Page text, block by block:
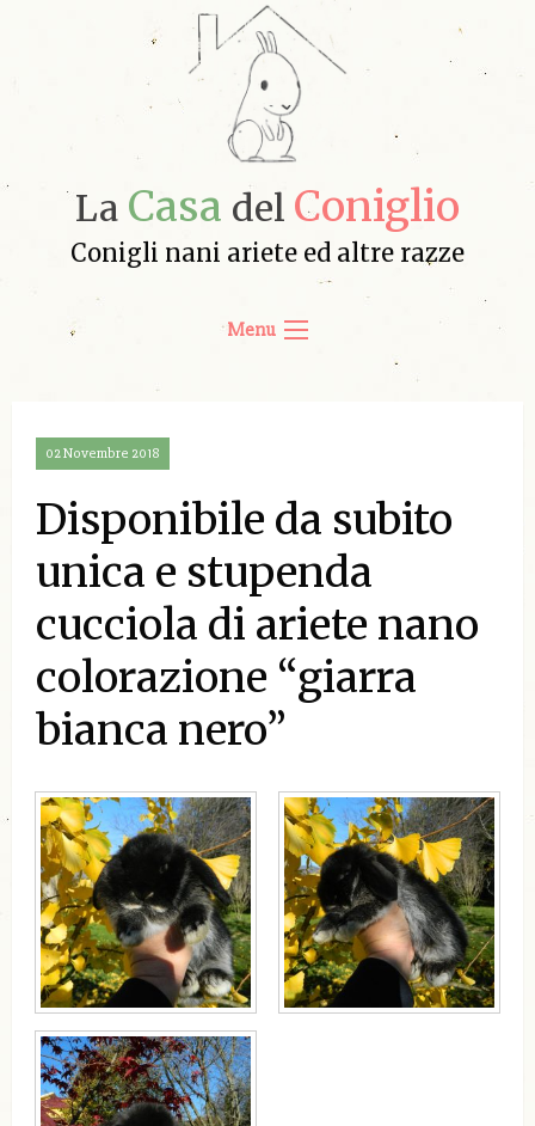
La Casa del Coniglio
Conigli nani ariete ed altre razze
Menu
02 Novembre 2018
Disponibile da subito
unica e stupenda
cucciola di ariete nano
colorazione “giarra
bianca nero”